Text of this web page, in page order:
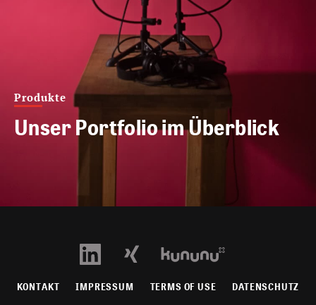
Produkte
Unser Portfolio im Überblick
KONTAKT IMPRESSUM TERMS OF USE DATENSCHUTZ